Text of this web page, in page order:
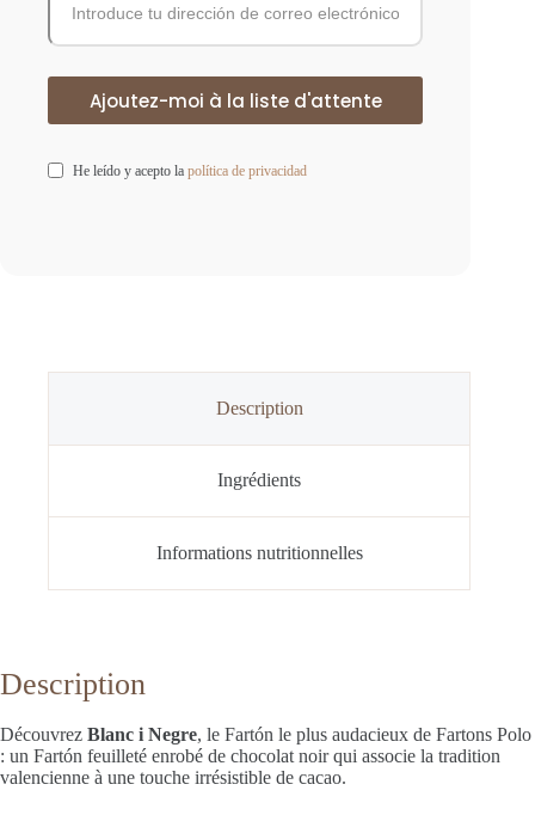
He leído y acepto la política de privacidad
Description
Ingrédients
Informations nutritionnelles
Description
Découvrez Blanc i Negre, le Fartón le plus audacieux de Fartons Polo
: un Fartón feuilleté enrobé de chocolat noir qui associe la tradition
valencienne à une touche irrésistible de cacao.